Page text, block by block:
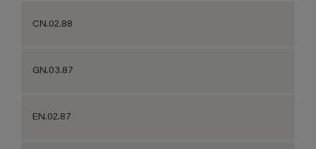
CN.02.88
GN.03.87
EN.02.87